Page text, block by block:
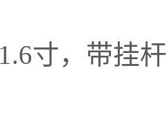
寸，带挂杆